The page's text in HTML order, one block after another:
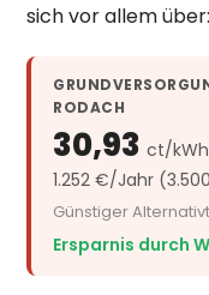
sich vor allem über:
RODACH
30,93ct/kWh
1.252 €/Jahr
Günstiger
Ersparnis durch